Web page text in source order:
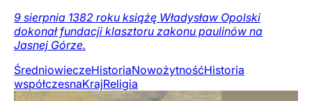
9 sierpnia 1382 roku książę Władysław Opolski
dokonał fundacji klasztoru zakonu paulinów na
Jasnej Górze.
ŚredniowieczeHistoriaNowożytnośćHistoria
współczesnaKrajReligia